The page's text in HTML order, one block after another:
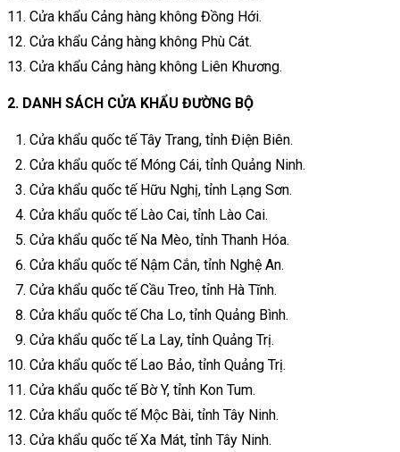
Cửa khẩu Cảng hàng không Đồng Hới.
Cửa khẩu Cảng hàng không Phù Cát.
Cửa khẩu Cảng hàng không Liên Khương.
2. DANH SÁCH CỬA KHẨU ĐƯỜNG BỘ
Cửa khẩu quốc tế Tây Trang, tỉnh Điện Biên.
Cửa khẩu quốc tế Móng Cái, tỉnh Quảng Ninh.
Cửa khẩu quốc tế Hữu Nghị, tỉnh Lạng Sơn.
Cửa khẩu quốc tế Lào Cai, tỉnh Lào Cai.
Cửa khẩu quốc tế Na Mèo, tỉnh Thanh Hóa.
Cửa khẩu quốc tế Nậm Cắn, tỉnh Nghệ An.
Cửa khẩu quốc tế Cầu Treo, tỉnh Hà Tĩnh.
Cửa khẩu quốc tế Cha Lo, tỉnh Quảng Bình.
Cửa khẩu quốc tế La Lay, tỉnh Quảng Trị.
Cửa khẩu quốc tế Lao Bảo, tỉnh Quảng Trị.
Cửa khẩu quốc tế Bờ Y, tỉnh Kon Tum.
Cửa khẩu quốc tế Mộc Bài, tỉnh Tây Ninh.
Cửa khẩu quốc tế Xa Mát, tỉnh Tây Ninh.